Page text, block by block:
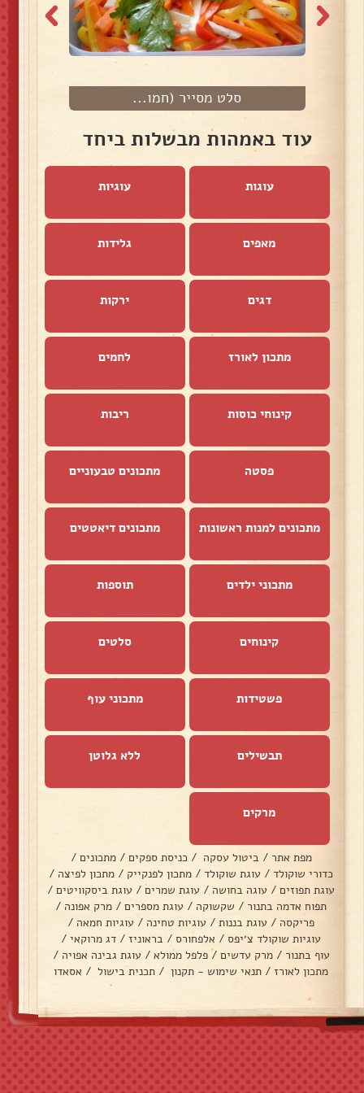
סלט מסייר (חמו...
עוד באמהות מבשלות ביחד
עוגות עוגיות
מאפים גלידות
דגים ירקות
מתכון לאורז לחמים
קינוחי כוסות ריבות
פסטה מתכונים טבעוניים
מתכונים למנות ראשונות מתכונים דיאטטים
מתכוני ילדים תוספות
קינוחים סלטים
פשטידות מתכוני עוף
תבשילים ללא גלוטן
מרקים
מפת אתר / ביטול עסקה / כניסת ספקים / מתכונים /
כדורי שוקולד / עוגת שוקולד / מתכון לפנקייק / מתכון לפיצה /
עוגת תפוזים / עוגה בחושה / עוגת שמרים / עוגת ביסקוויטים/
תפוח אדמה בתנור / שקשוקה / עוגת מספרים / מרק אפונה /
פריקסה / עוגת בננות / עוגיות טחינה / עוגיות חמאה /
עוגיות שוקולד צ׳יפס / אלפחורס / בראוניז / דג מרוקאי /
עוף בתנור / מרק עדשים / פלפל ממולא / עוגת גבינה אפויה /
מתכון לאורז / תנאי שימוש - תקנון / תכנית בישול / אסאדו